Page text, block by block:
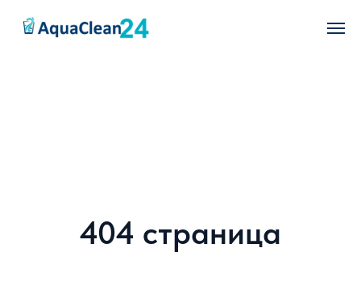
404 страница